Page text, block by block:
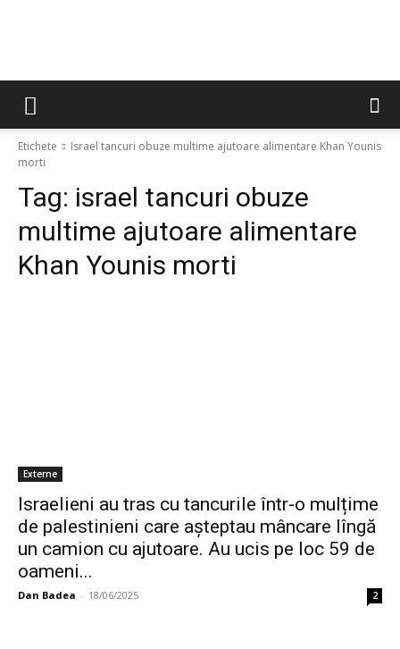
Etichete
Israel tancuri obuze multime ajutoare alimentare Khan Younis
morti
Tag: israel tancuri obuze
multime ajutoare alimentare
Khan Younis morti
Externe
Israelieni au tras cu tancurile într-o mulțime
de palestinieni care așteptau mâncare lîngă
un camion cu ajutoare. Au ucis pe loc 59 de
oameni...
Dan Badea - 18/06/2025 2